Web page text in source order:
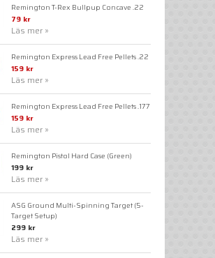
Remington T-Rex Bullpup Concave .22
79 kr
Läs mer »
Remington Express Lead Free Pellets .22
159 kr
Läs mer »
Remington Express Lead Free Pellets .177
159 kr
Läs mer »
Remington Pistol Hard Case (Green)
199 kr
Läs mer »
ASG Ground Multi-Spinning Target (5-
Target Setup)
299 kr
Läs mer »